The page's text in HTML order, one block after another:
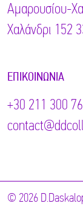
Αμαρουσίου-
Χαλάνδρι 152
ΕΠΙΚΟΙΝΩΝΊΑ
+30 211 300
© 2026